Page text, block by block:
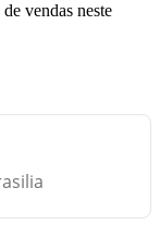
vendas neste